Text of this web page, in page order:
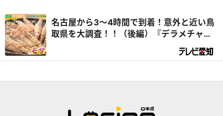
名古屋から3～4時間で到着！意外と近い鳥
取県を大調査！！（後編）『デラメチャ気